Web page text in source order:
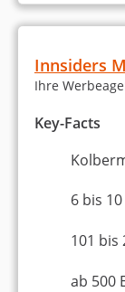
Übersicht
Facebook-
und zum
die
Top 10
Innsiders
Ihre
Key-Facts
6 bis
101 bis
ab 500